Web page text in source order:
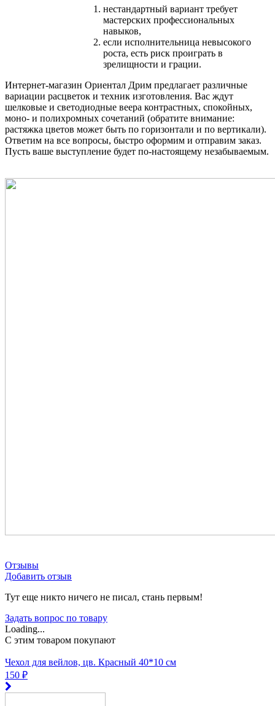
нестандартный вариант требует
мастерских профессиональных
навыков,
если исполнительница невысокого
роста, есть риск проиграть в
зрелищности и грации.
Интернет-магазин Ориентал Дрим предлагает различные
вариации расцветок и техник изготовления. Вас ждут
шелковые и светодиодные веера контрастных, спокойных,
моно- и полихромных сочетаний (обратите внимание:
растяжка цветов может быть по горизонтали и по вертикали).
Ответим на все вопросы, быстро оформим и отправим заказ.
Пусть ваше выступление будет по-настоящему незабываемым.
Отзывы
Добавить отзыв
Тут еще никто ничего не писал, стань первым!
Задать вопрос по товару
Loading...
C этим товаром покупают
Чехол для вейлов, цв. Красный 40*10 см
150 ₽